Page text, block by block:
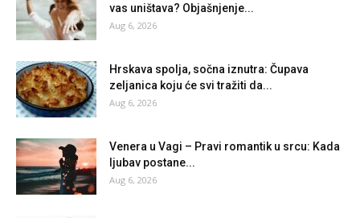
vas uništava? Objašnjenje...
Aug 6, 2026
Hrskava spolja, sočna iznutra: Čupava
zeljanica koju će svi tražiti da...
Aug 6, 2026
Venera u Vagi – Pravi romantik u srcu: Kada
ljubav postane...
Aug 6, 2026